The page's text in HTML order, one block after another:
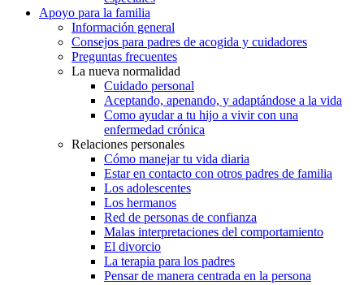
Apoyo para la familia
Información general
Consejos para padres de acogida y cuidadores
Preguntas frecuentes
La nueva normalidad
Cuidado personal
Aceptando, apenando, y adaptándose a la vida
Como ayudar a tu hijo a vivir con una
enfermedad crónica
Relaciones personales
Cómo manejar tu vida diaria
Estar en contacto con otros padres de familia
Los adolescentes
Los hermanos
Red de personas de confianza
Malas interpretaciones del comportamiento
El divorcio
La terapia para los padres
Pensar de manera centrada en la persona